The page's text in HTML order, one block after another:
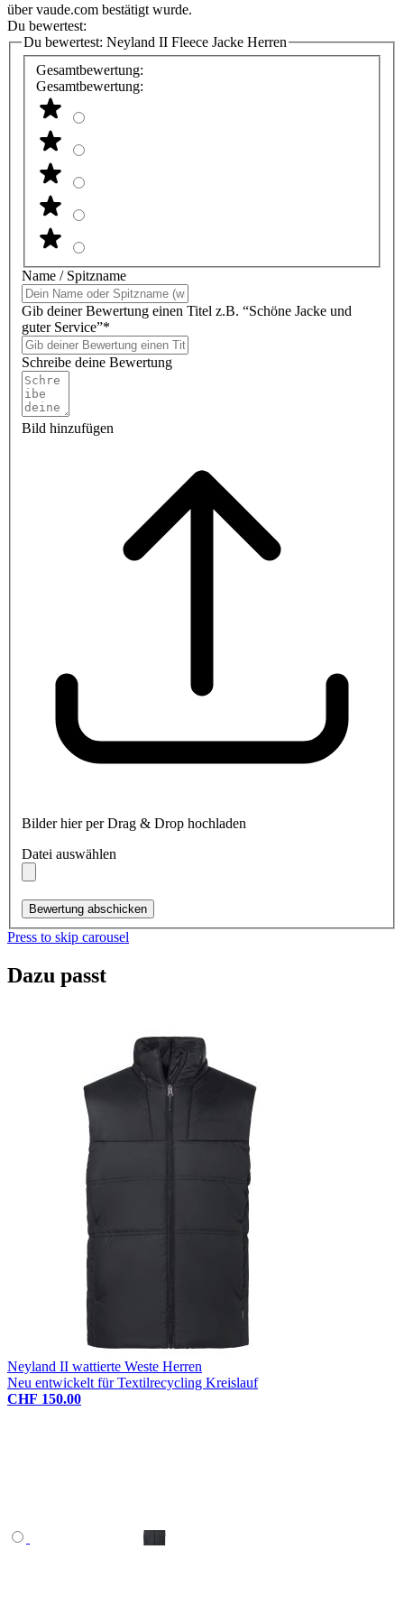
über vaude.com bestätigt wurde.
Du bewertest:
Du bewertest: Neyland II Fleece Jacke Herren
Gesamtbewertung:
Gesamtbewertung:
Name / Spitzname
Gib deiner Bewertung einen Titel z.B. “Schöne Jacke und
guter Service”*
Schreibe deine Bewertung
Bild hinzufügen
Bilder hier per Drag & Drop hochladen
Datei auswählen
Bewertung abschicken
Press to skip carousel
Dazu passt
Neyland II wattierte Weste Herren
Neu entwickelt für Textilrecycling Kreislauf
CHF 150.00